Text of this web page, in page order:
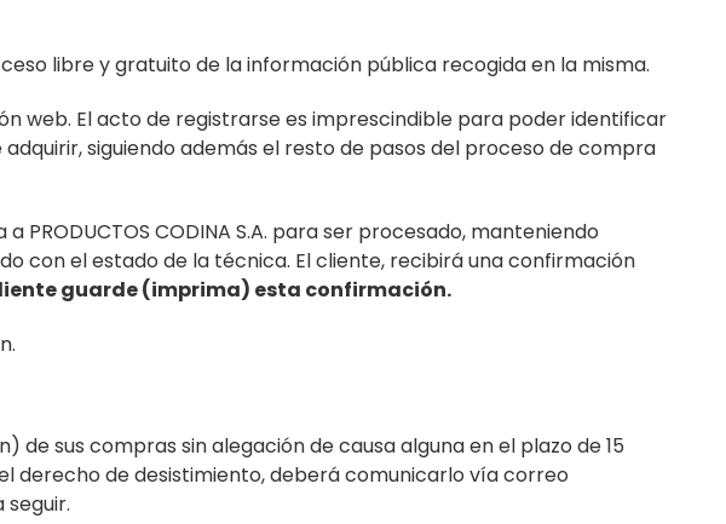
libre y gratuito de la información pública recogida en la misma.
web. El acto de registrarse es imprescindible para poder identificar
siguiendo además el resto de pasos del proceso de compra
CODINA S.A. para ser procesado, manteniendo
con el estado de la técnica. El cliente, recibirá una confirmación
guarde (imprima) esta confirmación.
sus compras sin alegación de causa alguna en el plazo de 15
derecho de desistimiento, deberá comunicarlo vía correo